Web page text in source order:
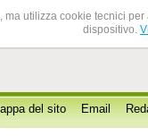
utilizza cookie tecnici
dispositivo.
del sito Email